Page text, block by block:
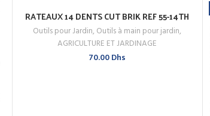
AJOUTER AU PANIER
ACHETEZ MAINTENANT
RATEAUX 14 DENTS CUT BRIK REF 55-14TH
Outils pour Jardin, Outils à main pour jardin,
AGRICULTURE ET JARDINAGE
70.00Dhs